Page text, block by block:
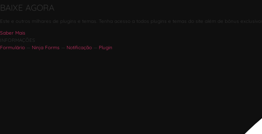
BAIXE AGORA
Este e outros milhares de plugins e temas. Tenha acesso a todos plugins e temas do site além de bônus exclusivos.
Saber Mais
INFORMAÇÕES
Formulário
Ninja Forms Notificação Plugin